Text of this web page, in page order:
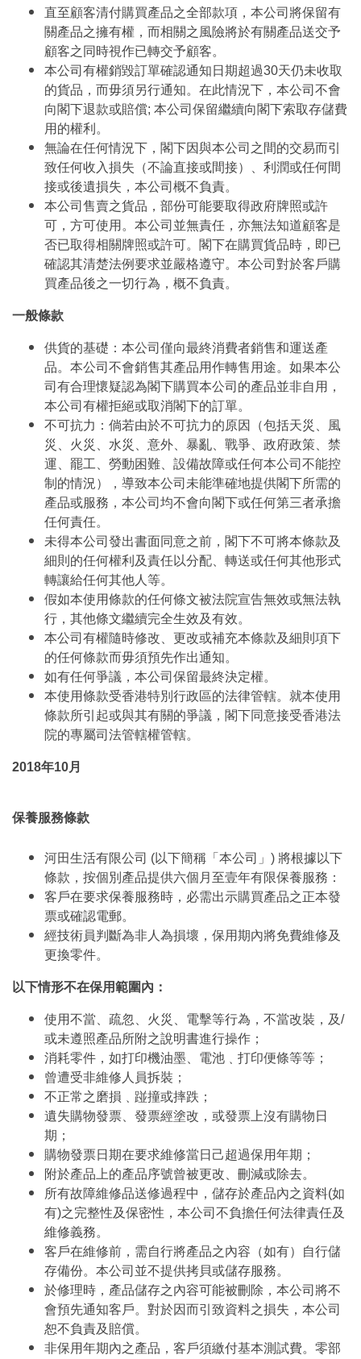
直至顧客清付購買產品之全部款項，本公司將保留有
關產品之擁有權，而相關之風險將於有關產品送交予
顧客之同時視作已轉交予顧客。
本公司有權銷毀訂單確認通知日期超過30天仍未收取
的貨品，而毋須另行通知。在此情況下，本公司不會
向閣下退款或賠償; 本公司保留繼續向閣下索取存儲費
用的權利。
無論在任何情況下，閣下因與本公司之間的交易而引
致任何收入損失（不論直接或間接）、利潤或任何間
接或後遺損失，本公司概不負責。
本公司售賣之貨品，部份可能要取得政府牌照或許
可，方可使用。本公司並無責任，亦無法知道顧客是
否已取得相關牌照或許可。閣下在購買貨品時，即已
確認其清楚法例要求並嚴格遵守。本公司對於客戶購
買產品後之一切行為，概不負責。
一般條款
供貨的基礎：本公司僅向最終消費者銷售和運送產
品。本公司不會銷售其產品用作轉售用途。如果本公
司有合理懷疑認為閣下購買本公司的產品並非自用，
本公司有權拒絕或取消閣下的訂單。
不可抗力：倘若由於不可抗力的原因（包括天災、風
災、火災、水災、意外、暴亂、戰爭、政府政策、禁
運、罷工、勞動困難、設備故障或任何本公司不能控
制的情況），導致本公司未能準確地提供閣下所需的
產品或服務，本公司均不會向閣下或任何第三者承擔
任何責任。
未得本公司發出書面同意之前，閣下不可將本條款及
細則的任何權利及責任以分配、轉送或任何其他形式
轉讓給任何其他人等。
假如本使用條款的任何條文被法院宣告無效或無法執
行，其他條文繼續完全生效及有效。
本公司有權隨時修改、更改或補充本條款及細則項下
的任何條款而毋須預先作出通知。
如有任何爭議，本公司保留最終決定權。
本使用條款受香港特別行政區的法律管轄。就本使用
條款所引起或與其有關的爭議，閣下同意接受香港法
院的專屬司法管轄權管轄。
2018年10月
保養服務條款
河田生活有限公司 (以下簡稱「本公司」) 將根據以下
條款，按個別產品提供六個月至壹年有限保養服務：
客戶在要求保養服務時，必需出示購買產品之正本發
票或確認電郵。
經技術員判斷為非人為損壞，保用期內將免費維修及
更換零件。
以下情形不在保用範圍內：
使用不當、疏忽、火災、電擊等行為，不當改裝，及/
或未遵照產品所附之說明書進行操作；
消耗零件，如打印機油墨、電池﹑打印便條等等；
曾遭受非維修人員拆裝；
不正常之磨損﹑踫撞或摔跌；
遺失購物發票、發票經塗改，或發票上沒有購物日
期；
購物發票日期在要求維修當日己超過保用年期；
附於產品上的產品序號曾被更改、刪減或除去。
所有故障維修品送修過程中，儲存於產品內之資料(如
有)之完整性及保密性，本公司不負擔任何法律責任及
維修義務。
客戶在維修前，需自行將產品之內容（如有）自行儲
存備份。本公司並不提供拷貝或儲存服務。
於修理時，產品儲存之內容可能被刪除，本公司將不
會預先通知客戶。對於因而引致資料之損失，本公司
恕不負責及賠償。
非保用年期內之產品，客戶須繳付基本測試費。零部